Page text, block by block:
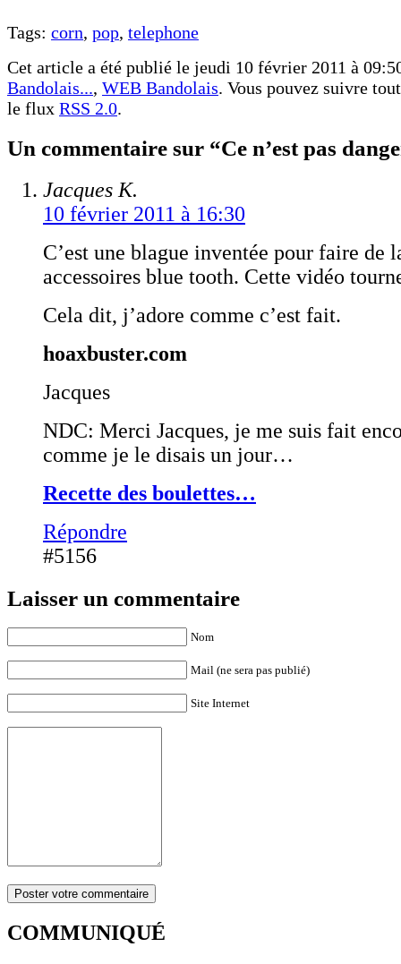
Tags: corn, pop, telephone
Cet article a été publié le jeudi 10 février 2011 à
Bandolais..., WEB Bandolais. Vous pouvez suivre
le flux RSS 2.0.
Un commentaire sur “Ce n’est pas
Jacques K.
10 février 2011 à 16:30
C’est une blague inventée pour faire de
accessoires blue tooth. Cette vidéo
Cela dit, j’adore comme c’est fait.
hoaxbuster.com
Jacques
NDC: Merci Jacques, je me suis fait
comme je le disais un jour…
Recette des boulettes…
Répondre
#5156
Laisser un commentaire
Nom
Mail (ne sera pas publié)
Site Internet
COMMUNIQUÉ